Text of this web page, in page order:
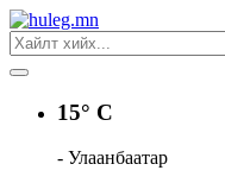
15° C
- Улаанбаатар